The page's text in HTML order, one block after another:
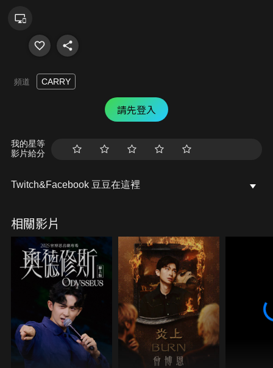
頻道 CARRY
請先登入
我的星等
影片給分
Twitch&Facebook 豆豆在這裡
相關影片